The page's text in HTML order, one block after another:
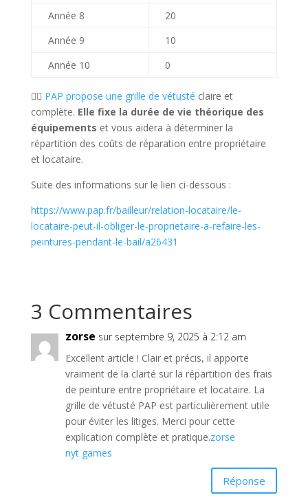
Année 8
20
Année 9
10
Année 10
0
🙋‍♀️ PAP propose une grille de vétusté claire et
complète. Elle fixe la durée de vie théorique des
équipements et vous aidera à déterminer la
répartition des coûts de réparation entre propriétaire
et locataire.
Suite des informations sur le lien ci-dessous :
https://www.pap.fr/bailleur/relation-locataire/le-
locataire-peut-il-obliger-le-proprietaire-a-refaire-les-
peintures-pendant-le-bail/a26431
3 Commentaires
zorse sur septembre 9, 2025 à 2:12 am
Excellent article ! Clair et précis, il apporte
vraiment de la clarté sur la répartition des frais
de peinture entre propriétaire et locataire. La
grille de vétusté PAP est particulièrement utile
pour éviter les litiges. Merci pour cette
explication complète et pratique.zorse
nyt games
Réponse